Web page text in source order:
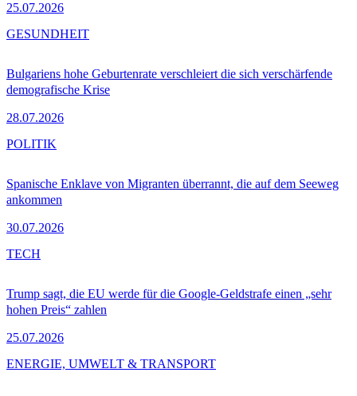
25.07.2026
Bulgariens hohe Geburtenrate verschleiert die sich verschärfende
demografische Krise
28.07.2026
GESUNDHEIT
Spanische Enklave von Migranten überrannt, die auf dem Seeweg
ankommen
30.07.2026
POLITIK
Trump sagt, die EU werde für die Google-Geldstrafe einen „sehr
hohen Preis“ zahlen
25.07.2026
TECH
ENERGIE, UMWELT & TRANSPORT